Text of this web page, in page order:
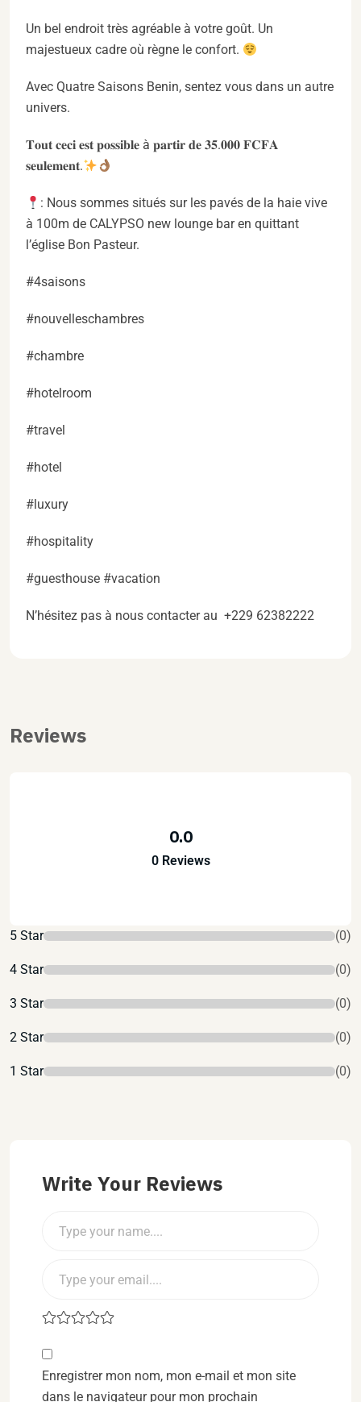
Un bel endroit très agréable à votre goût. Un
majestueux cadre où règne le confort.
Avec Quatre Saisons Benin, sentez vous dans un autre
univers.
𝐓𝐨𝐮𝐭 𝐜𝐞𝐜𝐢 𝐞𝐬𝐭 𝐩𝐨𝐬𝐬𝐢𝐛𝐥𝐞 à 𝐩𝐚𝐫𝐭𝐢𝐫 𝐝𝐞 𝟑𝟓.𝟎𝟎𝟎 𝐅𝐂𝐅𝐀
𝐬𝐞𝐮𝐥𝐞𝐦𝐞𝐧𝐭.
: Nous sommes situés sur les pavés de la haie vive
à 100m de CALYPSO new lounge bar en quittant
l’église Bon Pasteur.
#4saisons
#nouvelleschambres
#chambre
#hotelroom
#travel
#hotel
#luxury
#hospitality
#guesthouse #vacation
N’hésitez pas à nous contacter au +229 62382222
Reviews
0.0
0 Reviews
5 Star (0)
4 Star (0)
3 Star (0)
2 Star (0)
1 Star (0)
Write Your Reviews
Enregistrer mon nom, mon e-mail et mon site
dans le navigateur pour mon prochain